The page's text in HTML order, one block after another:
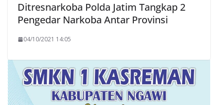
Ditresnarkoba Polda Jatim Tangkap 2
Pengedar Narkoba Antar Provinsi
04/10/2021 14:05